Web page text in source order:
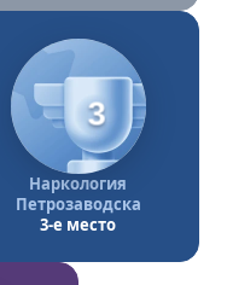
3
Наркология
Петрозаводска
3-е место